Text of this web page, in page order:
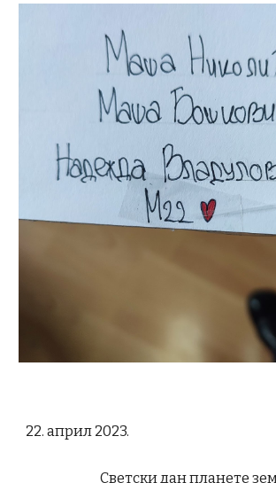
22. април 2023.
Светски дан планете